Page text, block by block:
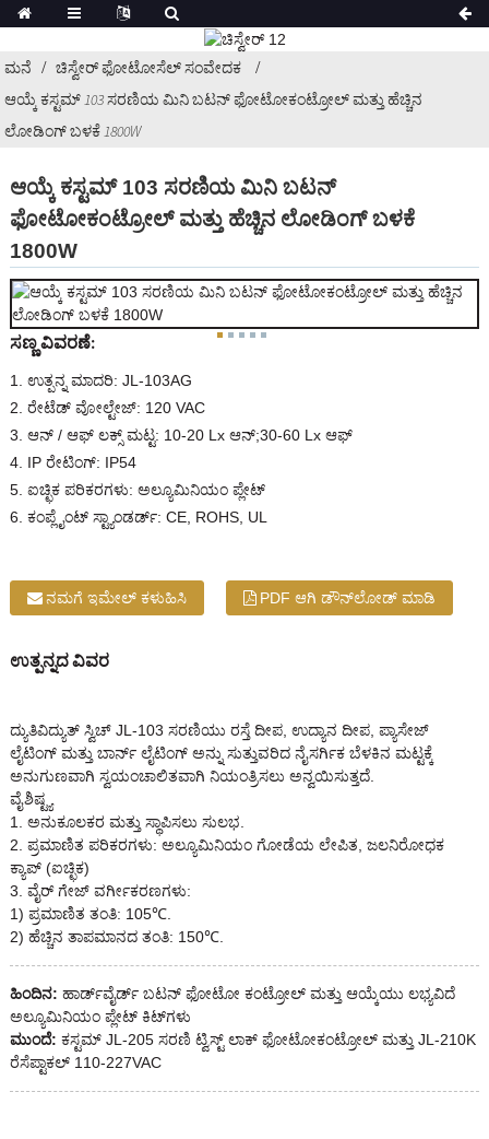
ಮನೆ
ಚಿಸ್ವೇರ್ ಫೋಟೋಸೆಲ್ ಸಂವೇದಕ
ಆಯ್ಕೆ ಕಸ್ಟಮ್ 103 ಸರಣಿಯ ಮಿನಿ ಬಟನ್ ಫೋಟೋಕಂಟ್ರೋಲ್ ಮತ್ತು ಹೆಚ್ಚಿನ
ಲೋಡಿಂಗ್ ಬಳಕೆ 1800W
ಆಯ್ಕೆ ಕಸ್ಟಮ್ 103 ಸರಣಿಯ ಮಿನಿ ಬಟನ್
ಫೋಟೋಕಂಟ್ರೋಲ್ ಮತ್ತು ಹೆಚ್ಚಿನ ಲೋಡಿಂಗ್ ಬಳಕೆ
1800W
ಸಣ್ಣ ವಿವರಣೆ:
1. ಉತ್ಪನ್ನ ಮಾದರಿ: JL-103AG
2. ರೇಟೆಡ್ ವೋಲ್ಟೇಜ್: 120 VAC
3. ಆನ್ / ಆಫ್ ಲಕ್ಸ್ ಮಟ್ಟ: 10-20 Lx ಆನ್;30-60 Lx ಆಫ್
4. IP ರೇಟಿಂಗ್: IP54
5. ಐಚ್ಛಿಕ ಪರಿಕರಗಳು: ಅಲ್ಯೂಮಿನಿಯಂ ಪ್ಲೇಟ್
6. ಕಂಪ್ಲೈಂಟ್ ಸ್ಟ್ಯಾಂಡರ್ಡ್: CE, ROHS, UL
ನಮಗೆ ಇಮೇಲ್ ಕಳುಹಿಸಿ PDF ಆಗಿ ಡೌನ್‌ಲೋಡ್ ಮಾಡಿ
ಉತ್ಪನ್ನದ ವಿವರ
ದ್ಯುತಿವಿದ್ಯುತ್ ಸ್ವಿಚ್ JL-103 ಸರಣಿಯು ರಸ್ತೆ ದೀಪ, ಉದ್ಯಾನ ದೀಪ, ಪ್ಯಾಸೇಜ್
ಲೈಟಿಂಗ್ ಮತ್ತು ಬಾರ್ನ್ ಲೈಟಿಂಗ್ ಅನ್ನು ಸುತ್ತುವರಿದ ನೈಸರ್ಗಿಕ ಬೆಳಕಿನ ಮಟ್ಟಕ್ಕೆ
ಅನುಗುಣವಾಗಿ ಸ್ವಯಂಚಾಲಿತವಾಗಿ ನಿಯಂತ್ರಿಸಲು ಅನ್ವಯಿಸುತ್ತದೆ.
ವೈಶಿಷ್ಟ್ಯ
1. ಅನುಕೂಲಕರ ಮತ್ತು ಸ್ಥಾಪಿಸಲು ಸುಲಭ.
2. ಪ್ರಮಾಣಿತ ಪರಿಕರಗಳು: ಅಲ್ಯೂಮಿನಿಯಂ ಗೋಡೆಯ ಲೇಪಿತ, ಜಲನಿರೋಧಕ
ಕ್ಯಾಪ್ (ಐಚ್ಛಿಕ)
3. ವೈರ್ ಗೇಜ್ ವರ್ಗೀಕರಣಗಳು:
1) ಪ್ರಮಾಣಿತ ತಂತಿ: 105℃.
2) ಹೆಚ್ಚಿನ ತಾಪಮಾನದ ತಂತಿ: 150℃.
ಹಿಂದಿನ: ಹಾರ್ಡ್‌ವೈರ್ಡ್ ಬಟನ್ ಫೋಟೋ ಕಂಟ್ರೋಲ್ ಮತ್ತು ಆಯ್ಕೆಯು ಲಭ್ಯವಿದೆ
ಅಲ್ಯೂಮಿನಿಯಂ ಪ್ಲೇಟ್ ಕಿಟ್‌ಗಳು
ಮುಂದೆ: ಕಸ್ಟಮ್ JL-205 ಸರಣಿ ಟ್ವಿಸ್ಟ್ ಲಾಕ್ ಫೋಟೋಕಂಟ್ರೋಲ್ ಮತ್ತು JL-210K
ರೆಸೆಪ್ಟಾಕಲ್ 110-227VAC